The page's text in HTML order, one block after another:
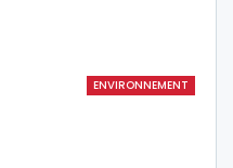
ENVIRONNEMENT